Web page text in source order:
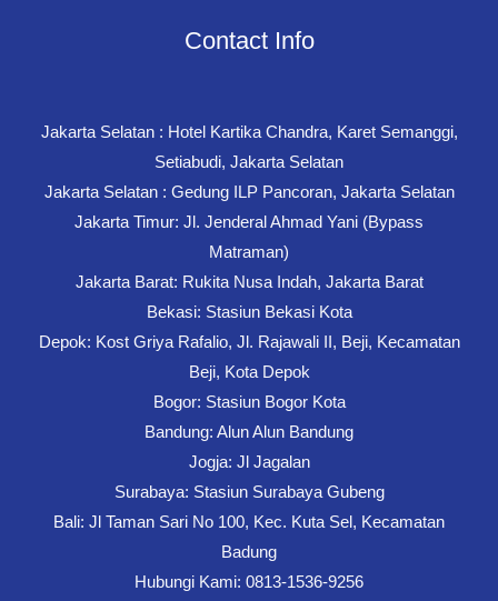
Contact Info
Jakarta Selatan : Hotel Kartika Chandra, Karet Semanggi,
Setiabudi, Jakarta Selatan
Jakarta Selatan : Gedung ILP Pancoran, Jakarta Selatan
Jakarta Timur: Jl. Jenderal Ahmad Yani (Bypass
Matraman)
Jakarta Barat: Rukita Nusa Indah, Jakarta Barat
Bekasi: Stasiun Bekasi Kota
Depok: Kost Griya Rafalio, Jl. Rajawali II, Beji, Kecamatan
Beji, Kota Depok
Bogor: Stasiun Bogor Kota
Bandung: Alun Alun Bandung
Jogja: Jl Jagalan
Surabaya: Stasiun Surabaya Gubeng
Bali: Jl Taman Sari No 100, Kec. Kuta Sel, Kecamatan
Badung
Hubungi Kami: 0813-1536-9256